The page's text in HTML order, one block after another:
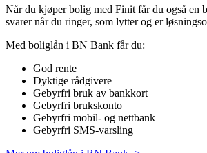
Når du kjøper bolig med Finit får du også en
svarer når du ringer, som lytter og er
Med boliglån i BN Bank får du:
God rente
Dyktige rådgivere
Gebyrfri bruk av bankkort
Gebyrfri brukskonto
Gebyrfri mobil- og nettbank
Gebyrfri SMS-varsling